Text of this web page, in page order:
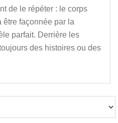
de le répéter : le corps
être façonnée par la
parfait. Derrière les
des histoires ou des